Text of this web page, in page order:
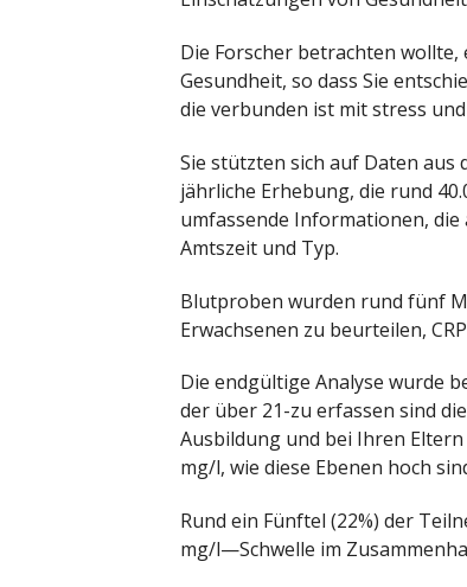
Die Forscher betrachten
Gesundheit, so dass Sie
die verbunden ist mit stress
Sie stützten sich auf Daten aus
jährliche Erhebung, die rund
umfassende Informationen,
Amtszeit und Typ.
Blutproben wurden rund fünf
Erwachsenen zu beurteilen,
Die endgültige Analyse wurde
der über 21-zu erfassen sind
Ausbildung und bei Ihren
mg/l, wie diese Ebenen hoch
Rund ein Fünftel (22%) der
mg/l—Schwelle im